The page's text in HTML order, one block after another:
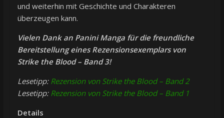
und weiterhin mit Geschichte und Charakteren
überzeugen kann.
Vielen Dank an Panini Manga für die freundliche
Bereitstellung eines Rezensionsexemplars von
Strike the Blood – Band 3!
Lesetipp: Rezension von Strike the Blood – Band 2
Lesetipp: Rezension von Strike the Blood – Band 1
Details